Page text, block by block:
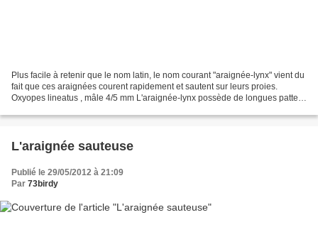
Plus facile à retenir que le nom latin, le nom courant "araignée-lynx" vient du
fait que ces araignées courent rapidement et sautent sur leurs proies.
Oxyopes lineatus , mâle 4/5 mm L'araignée-lynx possède de longues pattes
L'araignée sauteuse
Publié le 29/05/2012 à 21:09
Par 73birdy